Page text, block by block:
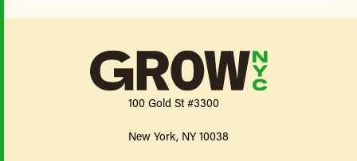
100 Gold St #3300
New York, NY 10038